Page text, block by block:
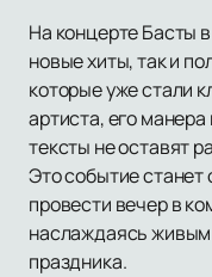
На концерте Басты
новые хиты, так и
которые уже стали
артиста, его
тексты не оставят
Это событие
провести вечер в
наслаждаясь
праздника.